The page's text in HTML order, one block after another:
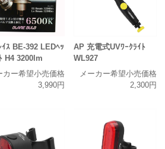
ｽ BE-392 LEDﾍｯ
H4 3200lm
カー希望小売価格
3,990円
AP 充電式UVﾜｰｸﾗｲﾄ
WL927
メーカー希望小売価格
2,300円